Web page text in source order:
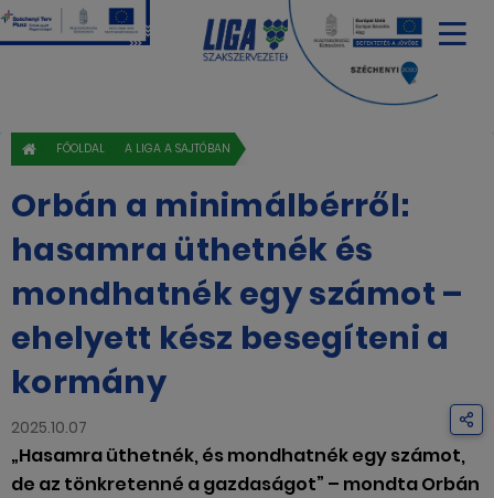
FŐOLDAL A LIGA A SAJTÓBAN
Orbán a minimálbérről:
hasamra üthetnék és
mondhatnék egy számot –
ehelyett kész besegíteni a
kormány
2025.10.07
„Hasamra üthetnék, és mondhatnék egy számot,
de az tönkretenné a gazdaságot” – mondta Orbán